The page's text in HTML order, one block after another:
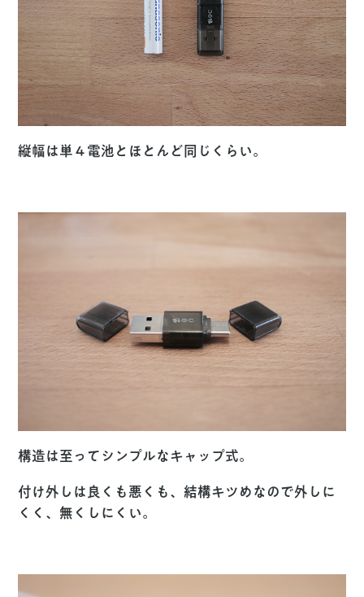
縦幅は単４電池とほとんど同じくらい。
構造は至ってシンプルなキャップ式。
付け外しは良くも悪くも、結構キツめなので外しに
くく、無くしにくい。